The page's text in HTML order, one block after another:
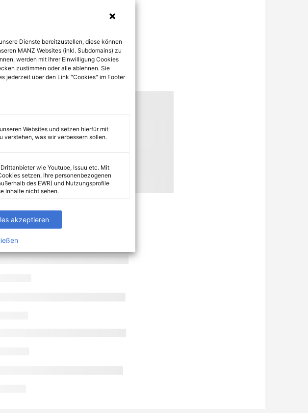
Dienste bereitzustellen, diese können
MANZ Websites (inkl. Subdomains) zu
werden mit Ihrer Einwilligung Cookies
zustimmen oder alle ablehnen. Sie
jederzeit über den Link "Cookies" im Footer
Websites und setzen hierfür mit
verstehen, was wir verbessern sollen.
wie Youtube, Issuu etc. Mit
setzen, Ihre personenbezogenen
des EWR) und Nutzungsprofile
Inhalte nicht sehen.
akzeptieren